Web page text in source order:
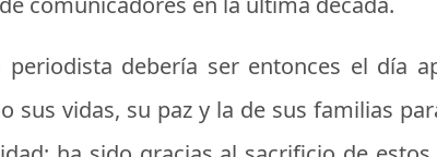
periodista debería ser entonces el día
sus vidas, su paz y la de sus familias